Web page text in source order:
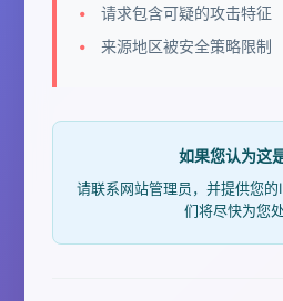
请求包含可疑的攻击特征
来源地区被安全策略限制
如果您认为这
请联系网站管理员，并提供您
们将尽快为您处